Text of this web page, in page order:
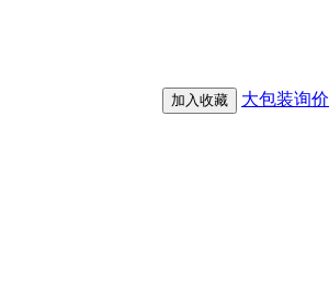
加入收藏 大包装询价